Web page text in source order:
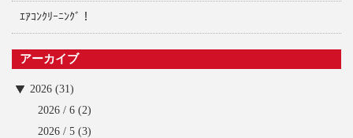
ｴｱｺﾝｸﾘｰﾆﾝｸﾞ！
アーカイブ
2026 (31)
2026 / 6 (2)
2026 / 5 (3)